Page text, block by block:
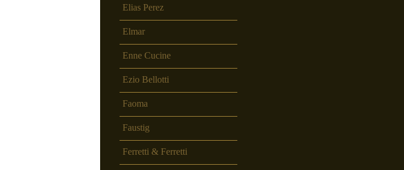
Elias Perez
Elmar
Enne Cucine
Ezio Bellotti
Faoma
Faustig
Ferretti & Ferretti